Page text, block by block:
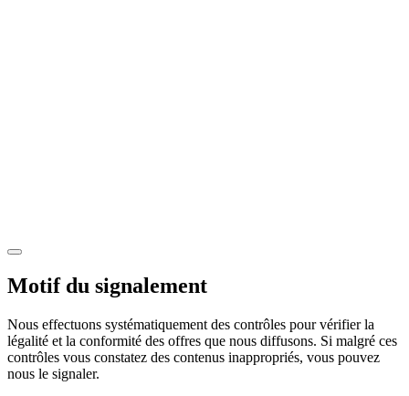
Motif du signalement
Nous effectuons systématiquement des contrôles pour vérifier la
légalité et la conformité des offres que nous diffusons. Si malgré ces
contrôles vous constatez des contenus inappropriés, vous pouvez
nous le signaler.